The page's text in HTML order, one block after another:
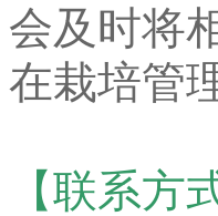
会及时将
在栽培管
【联系方